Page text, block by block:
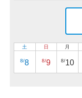
土
8/8
日
8/9
月
8/10